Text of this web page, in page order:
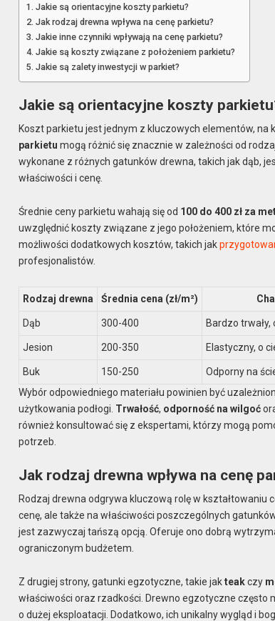
Jakie są orientacyjne koszty parkietu?
Jak rodzaj drewna wpływa na cenę parkietu?
Jakie inne czynniki wpływają na cenę parkietu?
Jakie są koszty związane z położeniem parkietu?
Jakie są zalety inwestycji w parkiet?
Jakie są orientacyjne koszty
Koszt parkietu jest jednym z kluczowych elementów,
parkietu mogą różnić się znacznie w zależności od
wykonane z różnych gatunków drewna, takich jak dąb,
właściwości i cenę.
Średnie ceny parkietu wahają się od 100 do 400 zł za
uwzględnić koszty związane z jego położeniem, które
możliwości dodatkowych kosztów, takich jak
profesjonalistów.
Rodzaj drewna Średnia cena (zł/m²)
Dąb 300-400 Bardzo
Jesion 200-350 Elastyczny, o
Buk 150-250
Odporny na
Wybór odpowiedniego materiału powinien być
użytkowania podłogi. Trwałość, odporność na wilgoć
również konsultować się z ekspertami, którzy mogą
potrzeb.
Jak rodzaj drewna wpływa na cenę
Rodzaj drewna odgrywa kluczową rolę w kształtowaniu
cenę, ale także na właściwości poszczególnych
jest zazwyczaj tańszą opcją. Oferuje ono dobrą
ograniczonym budżetem.
Z drugiej strony, gatunki egzotyczne, takie jakteakczy
właściwości oraz rzadkości. Drewno egzotyczne
o dużej eksploatacji. Dodatkowo, ich unikalny wygląd i